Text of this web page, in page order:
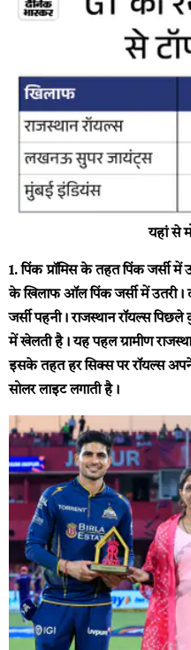
यहां से
1. पिंक प्रॉमिस के तहत पिंक जर्सी में
के खिलाफ ऑल पिंक जर्सी में उतरी।
जर्सी पहनी। राजस्थान रॉयल्स
में खेलती है। यह पहल ग्रामीण
इसके तहत हर सिक्स पर रॉयल्स
सोलर लाइट लगाती है।